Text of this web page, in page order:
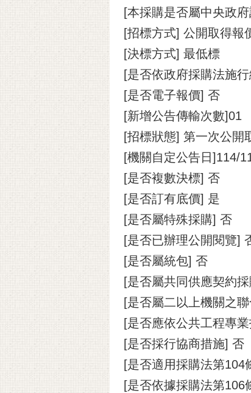
[本採購是否屬中央政
[招標方式] 公開取得報
[決標方式] 最低標
[是否依政府採購法施
[是否電子報價] 否
[新增公告傳輸次數]01
[招標狀態] 第一次公開
[機關自定公告日]114/
[是否複數決標] 否
[是否訂有底價] 是
[是否屬特殊採購] 否
[是否已辦理公開閱覽]
[是否屬統包] 否
[是否屬共同供應契約
[是否屬二以上機關之
[是否應依公共工程專
[是否採行協商措施] 否
[是否適用採購法第
[是否依據採購法第106